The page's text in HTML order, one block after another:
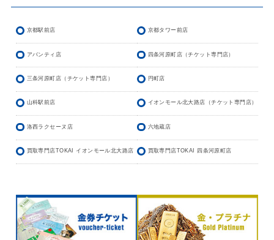
京都駅前店 京都タワー前店
アバンティ店 四条河原町店（チケット専門店）
三条河原町店（チケット専門店） 円町店
山科駅前店 イオンモール北大路店（チケット専門店）
洛西ラクセーヌ店 六地蔵店
買取専門店TOKAI イオンモール北大路店 買取専門店TOKAI 四条河原町店